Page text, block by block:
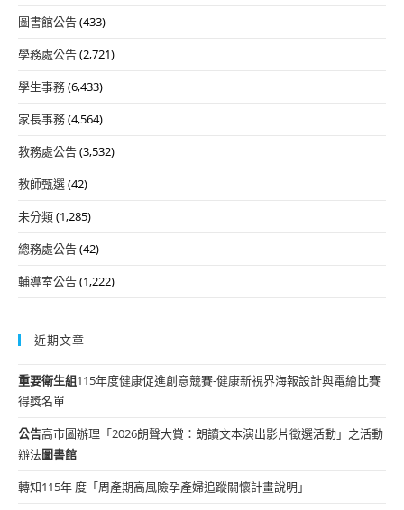
圖書館公告(433)
學務處公告(2,721)
學生事務(6,433)
家長事務(4,564)
教務處公告(3,532)
教師甄選(42)
未分類(1,285)
總務處公告(42)
輔導室公告(1,222)
近期文章
重要衛生組115年度健康促進創意競賽-健康新視界海報設計與電繪比賽
得獎名單
公告高市圖辦理「2026朗聲大賞：朗讀文本演出影片徵選活動」之活動
辦法圖書館
轉知115年 度「周產期高風險孕產婦追蹤關懷計畫說明」